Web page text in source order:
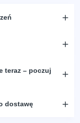
teraz – poczuj
dostawę